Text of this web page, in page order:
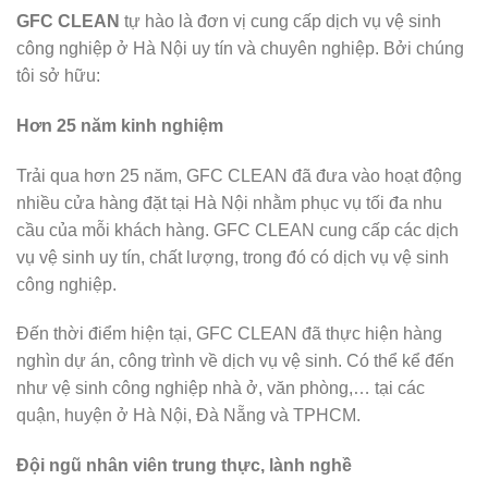
GFC CLEAN tự hào là đơn vị cung cấp dịch vụ vệ sinh
công nghiệp ở Hà Nội uy tín và chuyên nghiệp. Bởi chúng
tôi sở hữu:
Hơn 25 năm kinh nghiệm
Trải qua hơn 25 năm, GFC CLEAN đã đưa vào hoạt động
nhiều cửa hàng đặt tại Hà Nội nhằm phục vụ tối đa nhu
cầu của mỗi khách hàng. GFC CLEAN cung cấp các dịch
vụ vệ sinh uy tín, chất lượng, trong đó có dịch vụ vệ sinh
công nghiệp.
Đến thời điểm hiện tại, GFC CLEAN đã thực hiện hàng
nghìn dự án, công trình về dịch vụ vệ sinh. Có thể kể đến
như vệ sinh công nghiệp nhà ở, văn phòng,… tại các
quận, huyện ở Hà Nội, Đà Nẵng và TPHCM.
Đội ngũ nhân viên trung thực, lành nghề